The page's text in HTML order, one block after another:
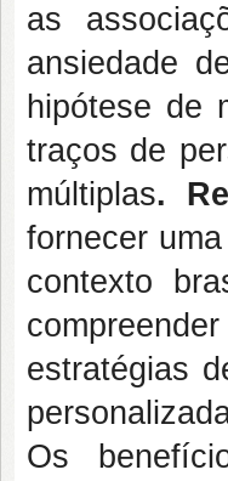
as
ansiedade
hipótese de
traços de
múltiplas.
fornecer
contexto
estratégias
Os